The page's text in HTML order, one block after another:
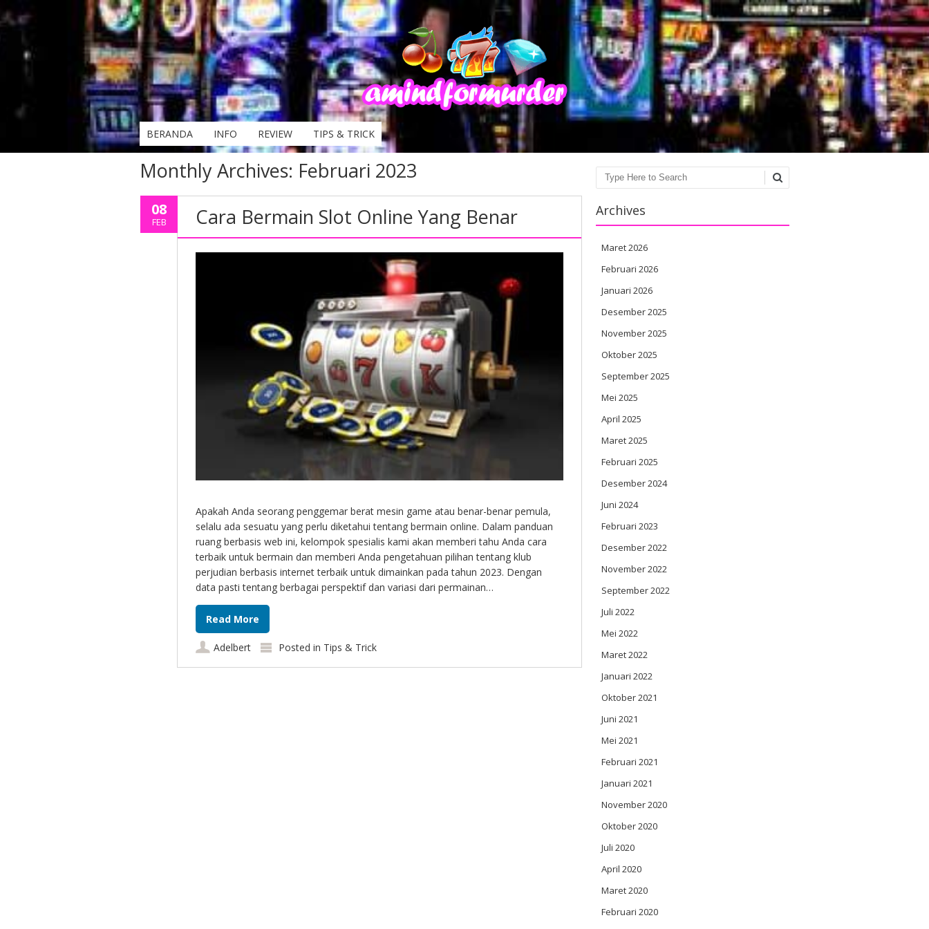
BERANDA INFO REVIEW TIPS & TRICK
Monthly Archives: Februari 2023
08
FEB Cara Bermain Slot Online Yang Benar
Apakah Anda seorang penggemar berat mesin game atau benar-benar pemula,
selalu ada sesuatu yang perlu diketahui tentang bermain online. Dalam panduan
ruang berbasis web ini, kelompok spesialis kami akan memberi tahu Anda cara
terbaik untuk bermain dan memberi Anda pengetahuan pilihan tentang klub
perjudian berbasis internet terbaik untuk dimainkan pada tahun 2023. Dengan
data pasti tentang berbagai perspektif dan variasi dari permainan…
Read More
Adelbert Posted in Tips & Trick
Search
Archives
Maret 2026
Februari 2026
Januari 2026
Desember 2025
November 2025
Oktober 2025
September 2025
Mei 2025
April 2025
Maret 2025
Februari 2025
Desember 2024
Juni 2024
Februari 2023
Desember 2022
November 2022
September 2022
Juli 2022
Mei 2022
Maret 2022
Januari 2022
Oktober 2021
Juni 2021
Mei 2021
Februari 2021
Januari 2021
November 2020
Oktober 2020
Juli 2020
April 2020
Maret 2020
Februari 2020